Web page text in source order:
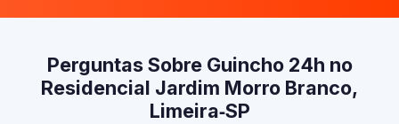
Perguntas Sobre Guincho 24h no
Residencial Jardim Morro Branco,
Limeira‑SP